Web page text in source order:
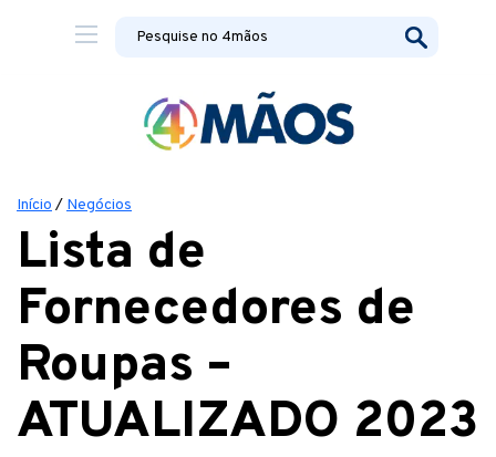
Início / Negócios
Lista de
Fornecedores de
Roupas –
ATUALIZADO 2023